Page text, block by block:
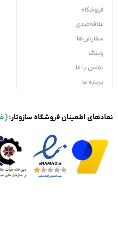
فروشگاه
علاقه‌مندی
سفارش‌ها
وبلاگ
تماس با ما
درباره ما
نمادهای اطمینان فروشگاه سازوتار: